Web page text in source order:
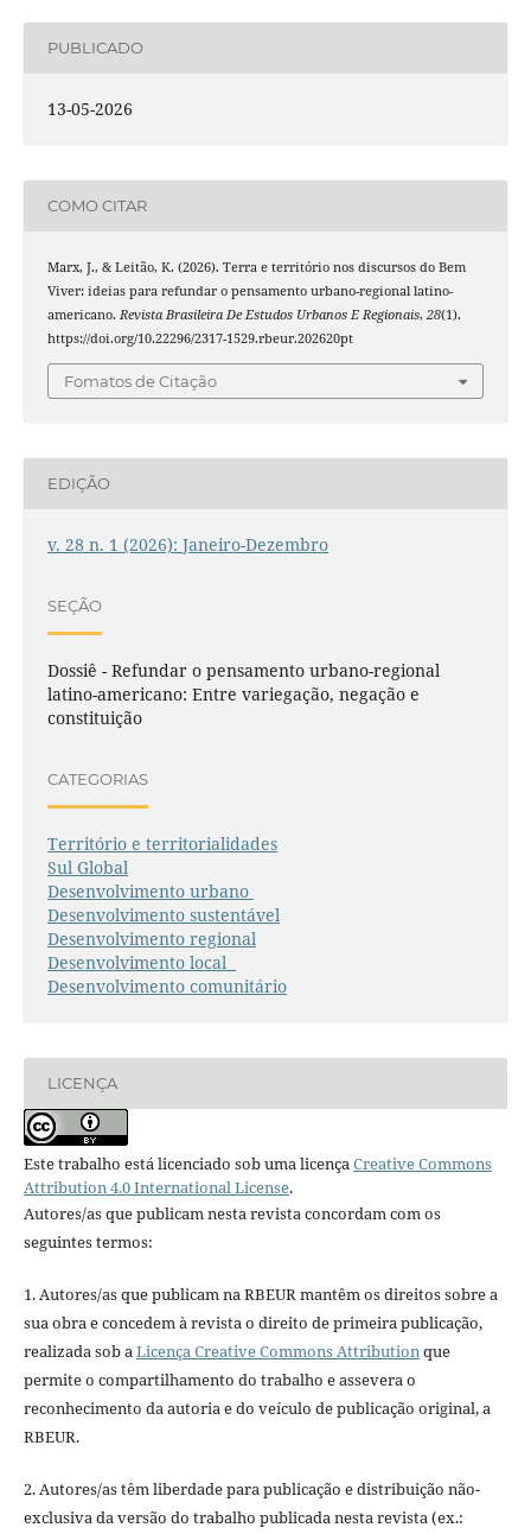
PUBLICADO
13-05-2026
COMO CITAR
Marx, J., & Leitão, K. (2026). Terra e território nos discursos do Bem
Viver: ideias para refundar o pensamento urbano-regional latino-
americano. Revista Brasileira De Estudos Urbanos E Regionais, 28(1).
https://doi.org/10.22296/2317-1529.rbeur.202620pt
Fomatos de Citação
EDIÇÃO
v. 28 n. 1 (2026): Janeiro-Dezembro
SEÇÃO
Dossiê - Refundar o pensamento urbano-regional
latino-americano: Entre variegação, negação e
constituição
CATEGORIAS
Território e territorialidades
Sul Global
Desenvolvimento urbano
Desenvolvimento sustentável
Desenvolvimento regional
Desenvolvimento local
Desenvolvimento comunitário
LICENÇA
Este trabalho está licenciado sob uma licençaCreative Commons
Attribution 4.0 International License.
Autores/as que publicam nesta revista concordam com os
seguintes termos:
1. Autores/as que publicam na RBEUR mantêm os direitos sobre a
sua obra e concedem à revista o direito de primeira publicação,
realizada sob aLicença Creative Commons Attributionque
permite o compartilhamento do trabalho e assevera o
reconhecimento da autoria e do veículo de publicação original, a
RBEUR.
2. Autores/as têm liberdade para publicação e distribuição não-
exclusiva da versão do trabalho publicada nesta revista (ex.: